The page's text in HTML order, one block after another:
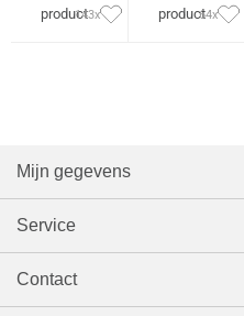
product143x product64x
Mijn gegevens
Service
Contact